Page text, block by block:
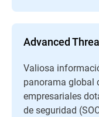
Advanced
Valiosa
panorama global
empresariales
de seguridad